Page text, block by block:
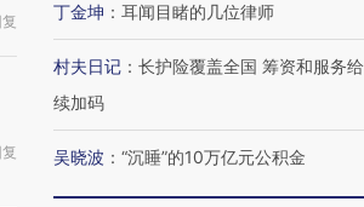
丁金坤 ： 耳闻目睹的几位律师
村夫日记 ： 长护险覆盖全国 筹资和服务
续加码
吴晓波 ： “沉睡”的10万亿元公积金